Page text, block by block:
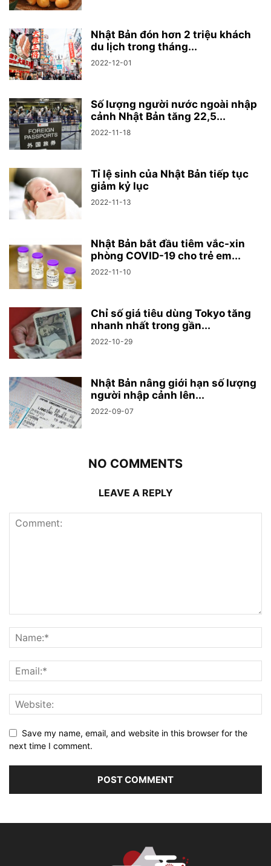
Nhật Bản đón hơn 2 triệu khách
du lịch trong tháng...
2022-12-01
Số lượng người nước ngoài nhập
cảnh Nhật Bản tăng 22,5...
2022-11-18
Tỉ lệ sinh của Nhật Bản tiếp tục
giảm kỷ lục
2022-11-13
Nhật Bản bắt đầu tiêm vắc-xin
phòng COVID-19 cho trẻ em...
2022-11-10
Chỉ số giá tiêu dùng Tokyo tăng
nhanh nhất trong gần...
2022-10-29
Nhật Bản nâng giới hạn số lượng
người nhập cảnh lên...
2022-09-07
NO COMMENTS
LEAVE A REPLY
Save my name, email, and website in this browser for the
next time I comment.